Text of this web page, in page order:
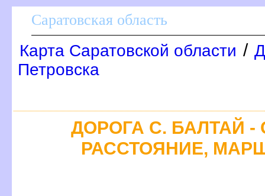
Саратовская область
Карта Саратовской области /
Петровска
ДОРОГА С. БАЛТАЙ
РАССТОЯНИЕ,